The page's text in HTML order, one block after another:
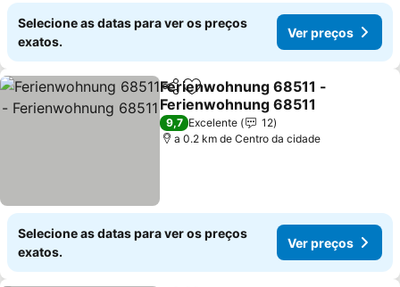
Selecione as datas para ver os preços
exatos.
Ver preços
PartilharAdicionar aos favoritos
Ferienwohnung 68511 -
Ferienwohnung 68511
Ver preços
9,7 Excelente
12
a 0.2 km de Centro da cidade
Selecione as datas para ver os preços
exatos.
Ver preços